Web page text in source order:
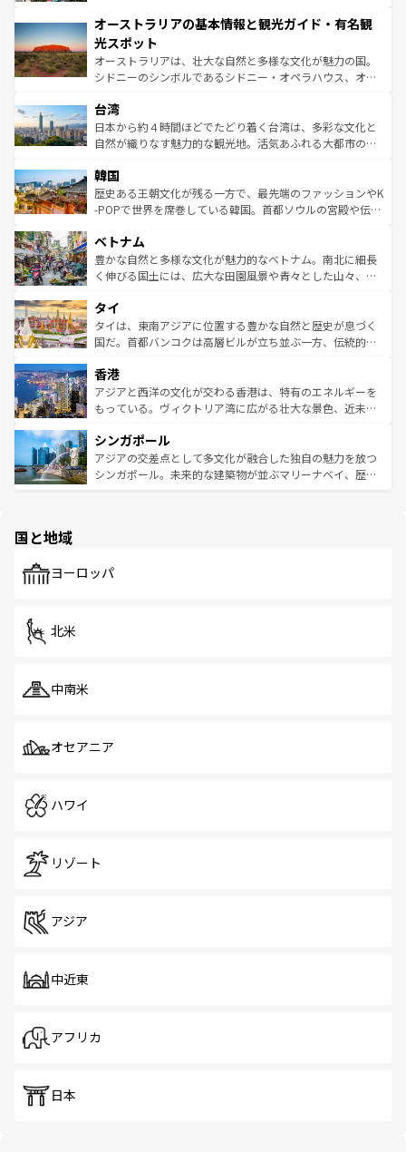
部のニューオーリンズでは、音楽と美食が融合した独特の
文化が魅力。旅行者はアメリカの各地域で異なる魅力を楽
しみながら、その多様性と豊かな歴史を感じることができ
るだろう。車でのロードトリップや列車の旅も、アメリカ
情報は
ワイ島は見逃せない。また、定番の観光地といえばオアフ
島だが、静かな自然を求めるならマウイ島やカウアイ島が
おすすめ。エメラルドグリーンに輝く海をはじめ、豊かな
文化や歴史が息づいている。「アロハスピリット」と呼ば
人々、おいしいローカルフードやハワイアンミュージッ
ク、伝統的なフラダンスなど、すべてがハワイの魅力を彩
っている。訪れるたびに新しい発見と感動が待っているハ
はコンテンツ一覧
オーストラリアの基本情報と観光ガイド・有名観
光スポット
オーストラリアは、壮大な自然と多様な文化が魅力の国。
シドニーのシンボルであるシドニー・オペラハウス、オー
リアリーフや大陸中央部にそびえるウルル（エアーズロッ
ク）、タスマニアの美しい原生林やケアンズの熱帯雨林な
ど、見どころがたくさん。また、カフェやワイン、オージ
いる。アクティビティも充実しており、サーフィンやダイ
ビング、ハイキングなど、アウトドア好きにはたまらな
い。オーストラリアの多彩な魅力を存分に味わいつくそ
参照してほしい。
台湾
日本から約４時間ほどでたどり着く台湾は、多彩な文化と
自然が織りなす魅力的な観光地。活気あふれる大都市の台
ン）、静ひつな山岳地帯である台湾東部など、都市の喧騒
と山間の静けさが共存しており、訪れる人に新しい発見と
驚きをもたらしてくれる。また、奥深い台湾の食文化も魅
容にもいいと評判のスイーツなど、バラエティ豊かな料理
が味わえる。 なお、新着の台湾情報は コンテンツ一覧を参
照してほしい。
韓国
歴史ある王朝文化が残る一方で、最先端のファッションやK
-POPで世界を席巻している韓国。首都ソウルの宮殿や伝統
き、地方に足を延ばせば四季折々の自然美を楽しむことが
できる。そして、キムチや焼肉、絶品のストリートフード
まで、さまざまな韓国料理が待っている。夜には、韓国な
リティに包まれながら、韓国の多彩な魅力を心ゆくまで味
わってみてほしい。 なお、新着の韓国情報はコンテンツ一
覧を参照してほしい。
ベトナム
豊かな自然と多様な文化が魅力的なベトナム。南北に細長
く伸びる国土には、広大な田園風景や青々とした山々、世
急速な発展と共に伝統が息づく。ハノイの古い町並みやホ
ーチミン市のフランス統治時代の建物も、独特の雰囲気を
醸し出している。また、バラエティの豊かさとおいしさで
とつ。フォーやバインミー、ベトナムコーヒーなどは、ぜ
ひ現地で味わいたい。どの地域を訪れてもあたたかい人々
が旅行者を迎えてくれるので、きっと忘れられない旅にな
参照してほしい。
タイ
タイは、東南アジアに位置する豊かな自然と歴史が息づく
国だ。首都バンコクは高層ビルが立ち並ぶ一方、伝統的な
の活気が交差している。北部ではチェンマイなどの山岳地
帯で自然と触れ合い、南部ではプーケットやクラビの美し
いビーチでリゾート気分を楽しむことができる。タイ料理
激する。気候は一年中温暖で、どの季節にも異なる楽しみ
が待っている。親しみやすいタイの人々、仏教を中心とし
た文化、そして多様な観光資源が、訪れる旅人を魅了し続
香港
アジアと西洋の文化が交わる香港は、特有のエネルギーを
もっている。ヴィクトリア湾に広がる壮大な景色、近未来
み、どこを訪れても感動するはず。観光スポットが密集し
ており、効率よく見どころを回れるのも魅力。息をのむよ
うな絶景から文化的な体験まで、香港を存分に楽しみ尽く
シンガポール
アジアの交差点として多文化が融合した独自の魅力を放つ
シンガポール。未来的な建築物が並ぶマリーナベイ、歴史
で、ホーカーズは地元の風情を楽しめる外せないスポット
国と地域
ヨーロッパ
北米
中南米
オセアニア
ハワイ
リゾート
アジア
中近東
アフリカ
日本